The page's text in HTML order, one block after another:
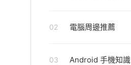
02 電腦周邊推薦
03 Android 手機知識